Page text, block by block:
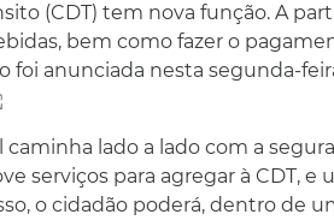
(CDT) tem nova função. A
bem como fazer o
foi anunciada nesta segunda-
caminha lado a lado com a
serviços para agregar à CDT,
o cidadão poderá, dentro de